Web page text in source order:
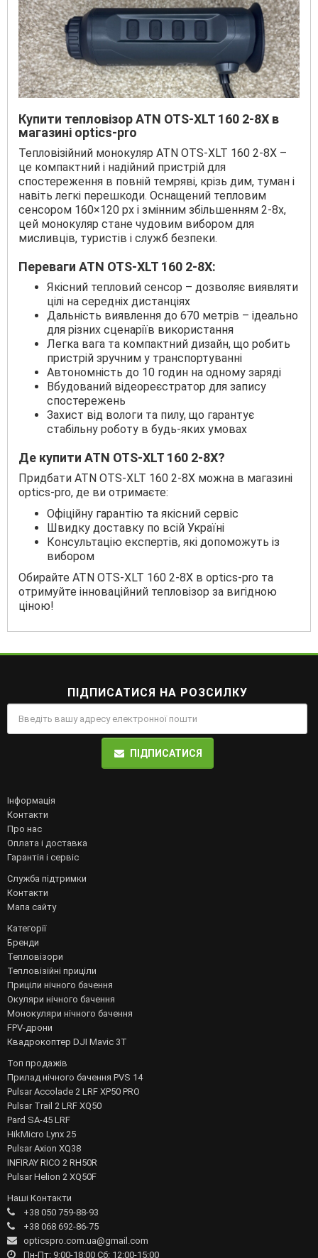
Купити тепловізор ATN OTS-XLT 160 2-8X в
магазині optics-pro
Тепловізійний монокуляр ATN OTS-XLT 160 2-8X –
це компактний і надійний пристрій для
спостереження в повній темряві, крізь дим, туман і
навіть легкі перешкоди. Оснащений тепловим
сенсором 160×120 px і змінним збільшенням 2-8x,
цей монокуляр стане чудовим вибором для
мисливців, туристів і служб безпеки.
Переваги ATN OTS-XLT 160 2-8X:
Якісний тепловий сенсор – дозволяє виявляти
цілі на середніх дистанціях
Дальність виявлення до 670 метрів – ідеально
для різних сценаріїв використання
Легка вага та компактний дизайн, що робить
пристрій зручним у транспортуванні
Автономність до 10 годин на одному заряді
Вбудований відеореєстратор для запису
спостережень
Захист від вологи та пилу, що гарантує
стабільну роботу в будь-яких умовах
Де купити ATN OTS-XLT 160 2-8X?
Придбати ATN OTS-XLT 160 2-8X можна в магазині
optics-pro, де ви отримаєте:
Офіційну гарантію та якісний сервіс
Швидку доставку по всій Україні
Консультацію експертів, які допоможуть із
вибором
Обирайте ATN OTS-XLT 160 2-8X в optics-pro та
отримуйте інноваційний тепловізор за вигідною
ціною!
ПІДПИСАТИСЯ НА РОЗСИЛКУ
ПІДПИСАТИСЯ
Інформація
Контакти
Про нас
Оплата і доставка
Гарантія і сервіс
Служба підтримки
Контакти
Мапа сайту
Категорії
Бренди
Тепловізори
Тепловізійні приціли
Приціли нічного бачення
Окуляри нічного бачення
Монокуляри нічного бачення
FPV-дрони
Квадрокоптер DJI Mavic 3T
Топ продажів
Прилад нічного бачення PVS 14
Pulsar Accolade 2 LRF XP50 PRO
Pulsar Trail 2 LRF XQ50
Pard SA-45 LRF
HikMicro Lynx 25
Pulsar Axion XQ38
INFIRAY RICO 2 RH50R
Pulsar Helion 2 XQ50F
Наші Контакти
+38 050 759-88-93
+38 068 692-86-75
opticspro.com.ua@gmail.com
Пн-Пт: 9:00-18:00 Сб: 12:00-15:00